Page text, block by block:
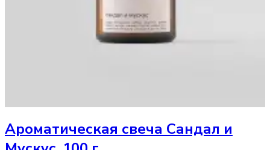
Ароматическая свеча Сандал и